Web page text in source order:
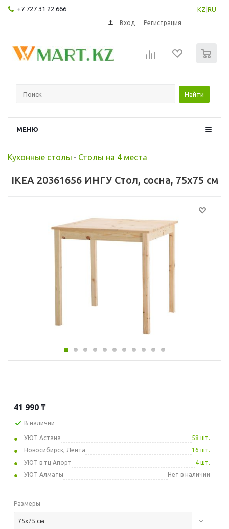
+7 727 31 22 666 KZ RU
Вход Регистрация
Найти
МЕНЮ
Кухонные столы - Столы на 4 места
IKEA 20361656 ИНГУ Стол, сосна, 75x75 см
41 990 ₸
В наличии
УЮТ Астана
58 шт.
Новосибирск, Лента
16 шт.
УЮТ в тц Апорт
4 шт.
УЮТ Алматы
Нет в наличии
Размеры
75x75 см